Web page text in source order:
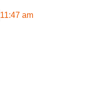
11:47 am